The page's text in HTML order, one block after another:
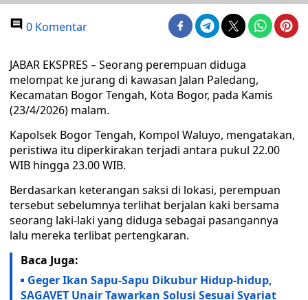
0 Komentar
JABAR EKSPRES – Seorang perempuan diduga
melompat ke jurang di kawasan Jalan Paledang,
Kecamatan Bogor Tengah, Kota Bogor, pada Kamis
(23/4/2026) malam.
Kapolsek Bogor Tengah, Kompol Waluyo, mengatakan,
peristiwa itu diperkirakan terjadi antara pukul 22.00
WIB hingga 23.00 WIB.
Berdasarkan keterangan saksi di lokasi, perempuan
tersebut sebelumnya terlihat berjalan kaki bersama
seorang laki-laki yang diduga sebagai pasangannya
lalu mereka terlibat pertengkaran.
Baca Juga:
Geger Ikan Sapu-Sapu Dikubur Hidup-hidup,
SAGAVET Unair Tawarkan Solusi Sesuai Syariat